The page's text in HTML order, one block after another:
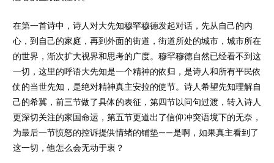
在第一首诗中，诗人对大先知穆罕穆德发起对话，先从自己的内
心，到自己的家庭，再到外面的街道，街道所处的城市，城市所在
的世界，渐次扩大视界和思考的广度。穆罕穆德自然已经看不到这
一切，这里的呼语大先知是一个精神的依归，是诗人和所有平民依
仗的当世先知，是绝对精神真主安拉的使节。诗人希望先知理解自
己的希冀，前三节做了具体的表征，第四节以问句过渡，转入诗人
更深切关注的家国命运，第五节更道出了信仰冲突语境下的无奈，
为最后一节愤怒的控诉提供情绪的铺垫——是啊，如果真主看到了
这一切，他怎么会无动于衷？